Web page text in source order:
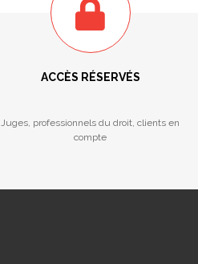
ACCÈS RÉSERVÉS
Juges, professionnels du droit, clients en
compte